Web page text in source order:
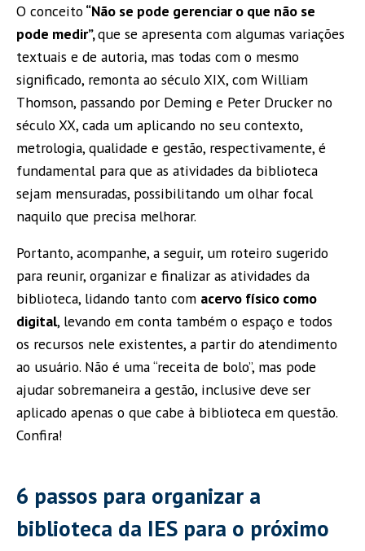
O conceito“Não se pode gerenciar o que não se
pode medir”,que se apresenta com algumas variações
textuais e de autoria, mas todas com o mesmo
significado, remonta ao século XIX, com William
Thomson, passando por Deming e Peter Drucker no
século XX, cada um aplicando no seu contexto,
metrologia, qualidade e gestão, respectivamente, é
fundamental para que as atividades da biblioteca
sejam mensuradas, possibilitando um olhar focal
naquilo que precisa melhorar.
Portanto, acompanhe, a seguir, um roteiro sugerido
para reunir, organizar e finalizar as atividades da
biblioteca, lidando tanto com acervo físico como
digital, levando em conta também o espaço e todos
os recursos nele existentes, a partir do atendimento
ao usuário. Não é uma “receita de bolo”, mas pode
ajudar sobremaneira a gestão, inclusive deve ser
aplicado apenas o que cabe à biblioteca em questão.
Confira!
6 passos para organizar a
biblioteca da IES para o próximo